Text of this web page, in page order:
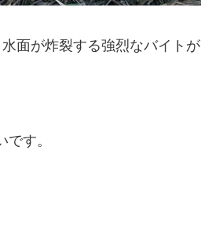
面が炸裂する強烈なバイトが
す。